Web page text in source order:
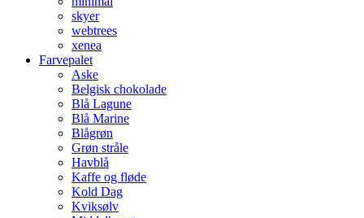
skyer
webtrees
xenea
Farvepalet
Aske
Belgisk chokolade
Blå Lagune
Blå Marine
Blågrøn
Grøn stråle
Havblå
Kaffe og fløde
Kold Dag
Kviksølv